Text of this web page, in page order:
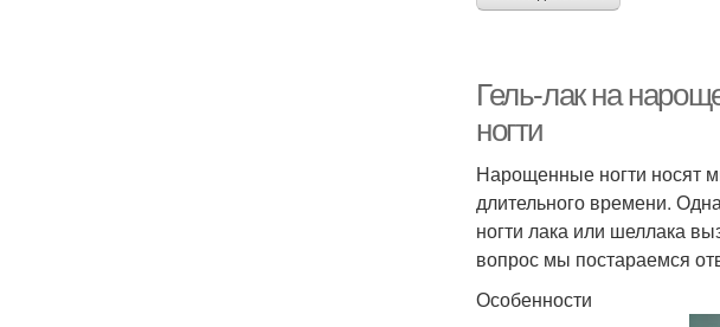
Гель-лак на
ногти
Нарощенные ногти носят
длительного времени.
ногти лака или шеллака
вопрос мы постараемся
Особенности